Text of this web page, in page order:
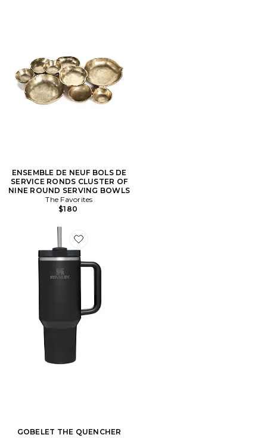
ENSEMBLE DE NEUF BOLS DE
SERVICE RONDS CLUSTER OF
NINE ROUND SERVING BOWLS
The Favorites
$180
Favorite GOBELET THE QUENCHER
GOBELET THE QUENCHER